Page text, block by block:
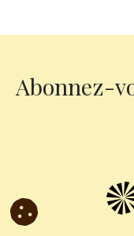
Abonnez-